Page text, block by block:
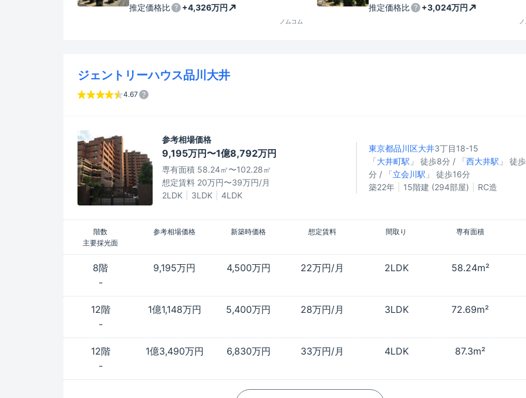
推定価格比
+4,326万円
ノムコム
推定価格比
+3,024万円
ジェントリーハウス品川大井
4.67
参考相場価格
9,195万円〜1億8,792万円
専有面積 58.24㎡〜102.28㎡
想定賃料 20万円〜39万円/月
2LDK
3LDK 4LDK
東京都品川区大井3丁目18-15
「大井町駅 」 徒歩8分 / 「西大井駅 」 徒
分 / 「立会川駅 」 徒歩16分
築22年
15階建 (294部屋) RC造
階数 参考相場価格 新築時価格 想定賃料 間取り
専有面積
主要採光面
8階 9,195万円 4,500万円 22万円/月 2LDK
58.24m²
-
12階 1億1,148万円 5,400万円 28万円/月 3LDK
72.69m²
-
12階 1億3,490万円 6,830万円 33万円/月 4LDK
87.3m²
-